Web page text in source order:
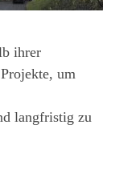
ihrer
um
langfristig zu